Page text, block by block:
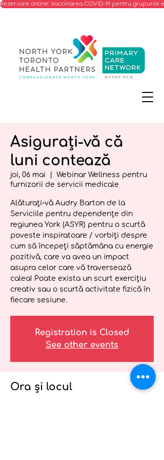
Rezervare online: Vaccinarea COVID-19 pentru grupurile
Asigurați-vă că
luni contează
joi, 06 mai
Webinar Wellness pentru
furnizorii de servicii medicale
Alăturați-vă Audry Barton de la
Serviciile pentru dependențe din
regiunea York (ASYR) pentru o scurtă
poveste inspiratoare / vorbiți despre
cum să începeți săptămâna cu energie
pozitivă, care va avea un impact
asupra celor care vă traversează
calea! Poate exista un scurt exercițiu
creativ sau o scurtă activitate fizică în
fiecare sesiune.
Registration is Closed
See other events
Ora și locul